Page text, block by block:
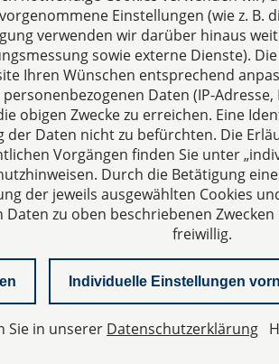
für Fragen
und Vertragsrecht.
Whitepaper
Einstellungen (wie z. B.
verwenden wir darüber hinaus
sowie externe Dienste).
Ihren Wünschen entsprechend
Daten (IP-
obigen Zwecke zu erreichen. Eine
der Daten nicht zu befürchten. Die
Vorgängen finden Sie unter
Durch die Betätigung
der jeweils ausgewählten Cookies
zu oben beschriebenen
freiwillig.
Individuelle Einstellungen
Sie in unserer Datenschutzerklärung